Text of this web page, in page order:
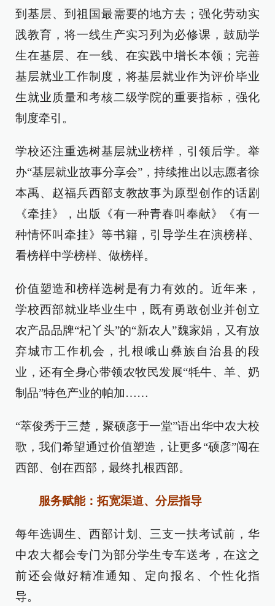
到基层、到祖国最需要的地方去；强化劳动实
践教育，将一线生产实习列为必修课，鼓励学
生在基层、在一线、在实践中增长本领；完善
基层就业工作制度，将基层就业作为评价毕业
生就业质量和考核二级学院的重要指标，强化
制度牵引。
学校还注重选树基层就业榜样，引领后学。举
办“基层就业故事分享会”，持续推出以志愿者徐
本禹、赵福兵西部支教故事为原型创作的话剧
《牵挂》，出版《有一种青春叫奉献》《有一
种情怀叫牵挂》等书籍，引导学生在演榜样、
看榜样中学榜样、做榜样。
价值塑造和榜样选树是有力有效的。近年来，
学校西部就业毕业生中，既有勇敢创业并创立
农产品品牌“杞丫头”的“新农人”魏家娟，又有放
弃城市工作机会，扎根峨山彝族自治县的段
业，还有全身心带领农牧民发展“牦牛、羊、奶
制品”特色产业的帕加……
“萃俊秀于三楚，聚硕彦于一堂”语出华中农大校
歌，我们希望通过价值塑造，让更多“硕彦”闯在
西部、创在西部，最终扎根西部。
服务赋能：拓宽渠道、分层指导
每年选调生、西部计划、三支一扶考试前，华
中农大都会专门为部分学生专车送考，在这之
前还会做好精准通知、定向报名、个性化指
导。